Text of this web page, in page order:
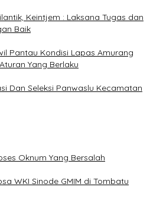
Keintjem : Laksana Tugas dan
Baik
Pantau Kondisi Lapas Amurang
Yang Berlaku
Dan Seleksi Panwaslu Kecamatan
Oknum Yang Bersalah
WKI Sinode GMIM di Tombatu